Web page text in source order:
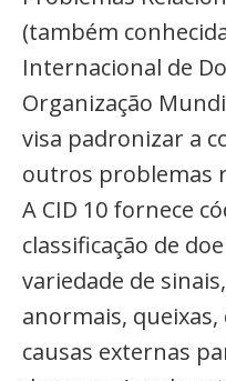
(também
Internacional de
Organização
visa padronizar a
outros problemas
A CID 10 fornece
classificação de
variedade de
anormais, queixas,
causas externas